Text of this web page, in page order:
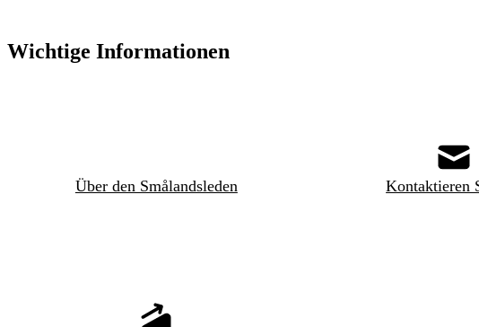
Wichtige Informationen
Über den Smålandsleden Kontaktieren